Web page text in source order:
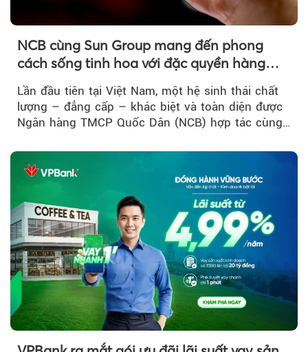
NCB cùng Sun Group mang đến phong
cách sống tinh hoa với đặc quyền hàng
Lần đầu tiên tại Việt Nam, một hệ sinh thái chất
lượng – đẳng cấp – khác biệt và toàn diện được
Ngân hàng TMCP Quốc Dân (NCB) hợp tác cùng